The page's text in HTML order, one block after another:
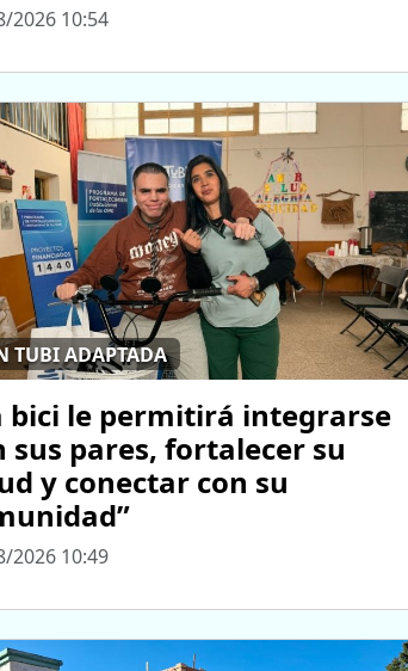
2026 10:54
TUBI ADAPTADA
bici le permitirá integrarse
sus pares, fortalecer su
y conectar con su
2026 10:49